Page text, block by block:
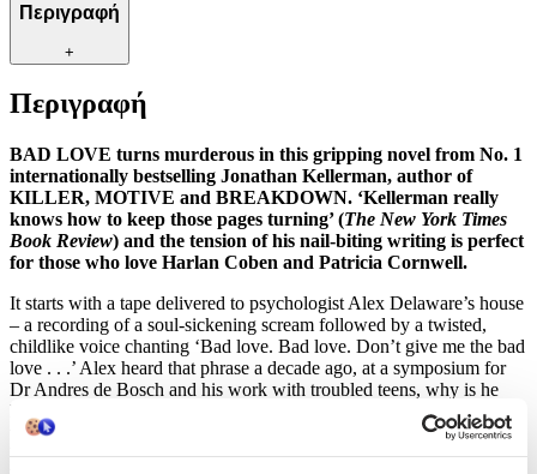
Περιγραφή
+
Περιγραφή
BAD LOVE turns murderous in this gripping novel from No. 1
internationally bestselling Jonathan Kellerman, author of
KILLER, MOTIVE and BREAKDOWN. ‘Kellerman really
knows how to keep those pages turning’ (The New York Times
Book Review) and the tension of his nail-biting writing is perfect
for those who love Harlan Coben and Patricia Cornwell.
It starts with a tape delivered to psychologist Alex Delaware’s house
– a recording of a soul-sickening scream followed by a twisted,
childlike voice chanting ‘Bad love. Bad love. Don’t give me the bad
love . . .’ Alex heard that phrase a decade ago, at a symposium for
Dr Andres de Bosch and his work with troubled teens, why is he
hearing it now? Then there are strange phone calls, a horrific act of
vandalism and the discovery that other symposium delegates have
been murdered. Unless Alex can make sense of the mind games